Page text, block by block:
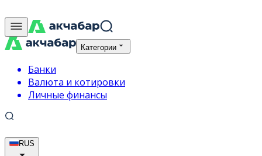
Категории
Банки
Валюта и котировки
Личные финансы
RUS